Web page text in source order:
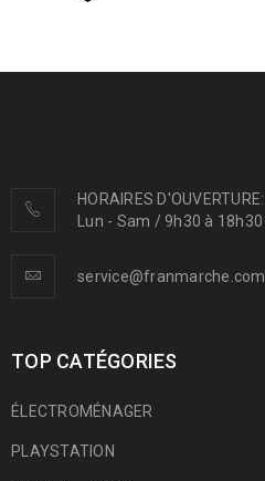
HORAIRES D'OUVERTURE:
Lun - Sam / 9h30 à 18h30
service@franmarche.com
TOP CATÉGORIES
ÉLECTROMÉNAGER
PLAYSTATION